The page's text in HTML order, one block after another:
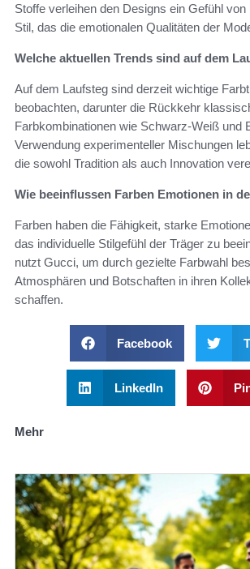
Stoffe verleihen den Designs ein Gefühl
Stil, das die emotionalen Qualitäten der
Welche aktuellen Trends sind auf dem
Auf dem Laufsteg sind derzeit wichtige
beobachten, darunter die Rückkehr
Farbkombinationen wie Schwarz-Weiß und
Verwendung experimenteller Mischungen
die sowohl Tradition als auch Innovation
Wie beeinflussen Farben Emotionen in
Farben haben die Fähigkeit, starke
das individuelle Stilgefühl der Träger zu
nutzt Gucci, um durch gezielte Farbwahl
Atmosphären und Botschaften in ihren
schaffen.
Facebook
LinkedIn
Mehr